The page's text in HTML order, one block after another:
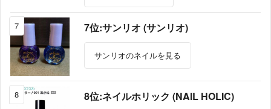
7 7位:サンリオ (サンリオ)
サンリオのネイルを見る
8 8位:ネイルホリック (NAIL HOLIC)